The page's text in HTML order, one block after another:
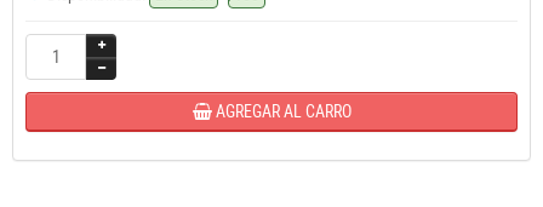
AGREGAR AL CARRO